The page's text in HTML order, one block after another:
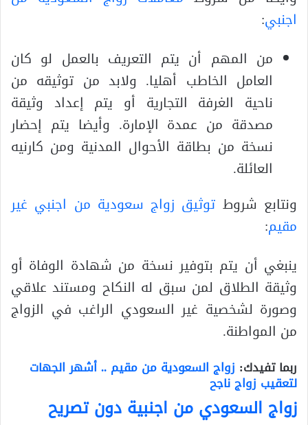
اجنبي:
من المهم أن يتم التعريف بالعمل لو كان
العامل الخاطب أهليا. ولابد من توثيقه من
ناحية الغرفة التجارية أو يتم إعداد وثيقة
مصدقة من عمدة الإمارة. وأيضا يتم إحضار
نسخة من بطاقة الأحوال المدنية ومن كارنيه
العائلة.
ونتابع شروط توثيق زواج سعودية من اجنبي غير
مقيم:
ينبغي أن يتم بتوفير نسخة من شهادة الوفاة أو
وثيقة الطلاق لمن سبق له النكاح ومستند علاقي
وصورة لشخصية غير السعودي الراغب في الزواج
من المواطنة.
ربما تفيدك: زواج السعودية من مقيم .. أشهر الجهات
لتعقيب زواج ناجح
زواج السعودي من اجنبية دون تصريح